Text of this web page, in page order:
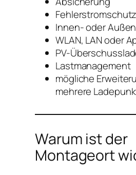
Fehlerstromschutz
Innen- oder
WLAN, LAN oder
PV-
Lastmanagement
mögliche
mehrere
Warum ist der
Montageort